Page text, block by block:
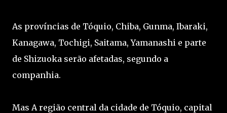
As províncias de Tóquio, Chiba, Gunma, Ibaraki,
Kanagawa, Tochigi, Saitama, Yamanashi e parte
de Shizuoka serão afetadas, segundo a
companhia.
Mas A região central da cidade de Tóquio, capital